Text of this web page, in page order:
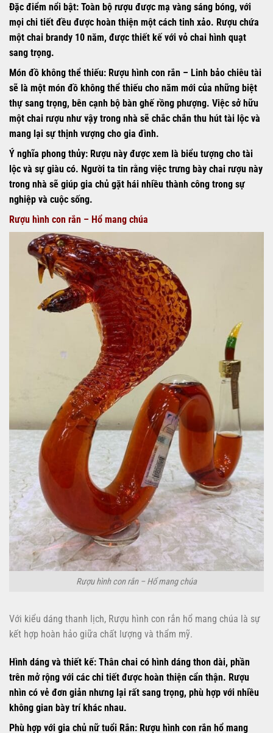
Đặc điểm nổi bật: Toàn bộ rượu được mạ vàng sáng bóng, với
mọi chi tiết đều được hoàn thiện một cách tinh xảo. Rượu chứa
một chai brandy 10 năm, được thiết kế với vỏ chai hình quạt
sang trọng.
Món đồ không thể thiếu: Rượu hình con rắn – Linh bảo chiêu tài
sẽ là một món đồ không thể thiếu cho năm mới của những biệt
thự sang trọng, bên cạnh bộ bàn ghế rồng phượng. Việc sở hữu
một chai rượu như vậy trong nhà sẽ chắc chắn thu hút tài lộc và
mang lại sự thịnh vượng cho gia đình.
Ý nghĩa phong thủy: Rượu này được xem là biểu tượng cho tài
lộc và sự giàu có. Người ta tin rằng việc trưng bày chai rượu này
trong nhà sẽ giúp gia chủ gặt hái nhiều thành công trong sự
nghiệp và cuộc sống.
Rượu hình con rắn – Hổ mang chúa
Rượu hình con rắn – Hổ mang chúa
Với kiểu dáng thanh lịch, Rượu hình con rắn hổ mang chúa là sự
kết hợp hoàn hảo giữa chất lượng và thẩm mỹ.
Hình dáng và thiết kế: Thân chai có hình dáng thon dài, phần
trên mở rộng với các chi tiết được hoàn thiện cẩn thận. Rượu
nhìn có vẻ đơn giản nhưng lại rất sang trọng, phù hợp với nhiều
không gian bày trí khác nhau.
Phù hợp với gia chủ nữ tuổi Rắn: Rượu hình con rắn hổ mang